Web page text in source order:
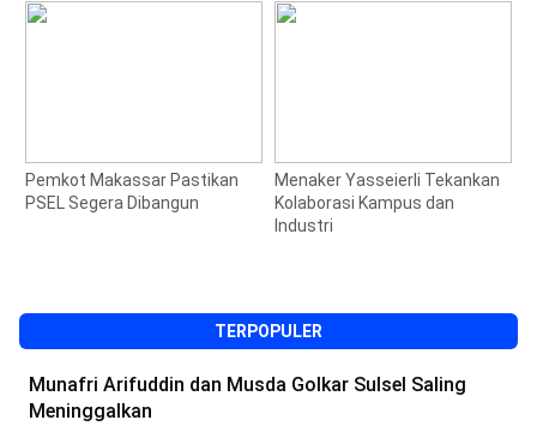
Pemkot Makassar Pastikan
PSEL Segera Dibangun
Menaker Yasseierli Tekankan
Kolaborasi Kampus dan
Industri
TERPOPULER
Munafri Arifuddin dan Musda Golkar Sulsel Saling
Meninggalkan